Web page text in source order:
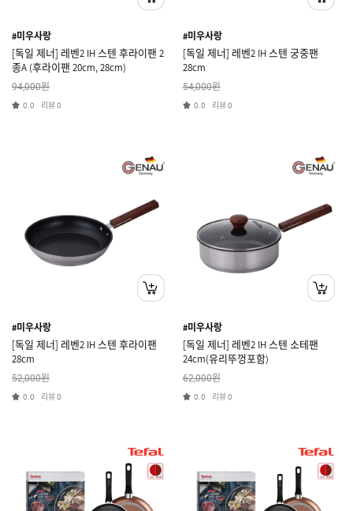
#미우사랑
[독일 제너] 레벤2 IH 스텐 후라이팬 2
종A (후라이팬 20cm, 28cm)
94,000원
0.0 리뷰0
#미우사랑
[독일 제너] 레벤2 IH 스텐 궁중팬
28cm
54,000원
0.0 리뷰0
#미우사랑
[독일 제너] 레벤2 IH 스텐 후라이팬
28cm
52,000원
0.0 리뷰0
#미우사랑
[독일 제너] 레벤2 IH 스텐 소테팬
24cm(유리뚜껑포함)
62,000원
0.0 리뷰0